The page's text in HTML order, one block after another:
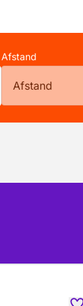
Afstand
Afstand